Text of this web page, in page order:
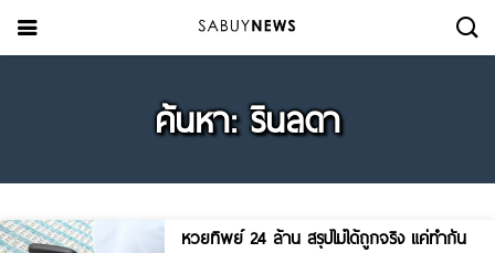
ค้นหา: รินลดา
หวยทิพย์ 24 ล้าน สรุปไม่ได้ถูกจริง แค่ทำกัน